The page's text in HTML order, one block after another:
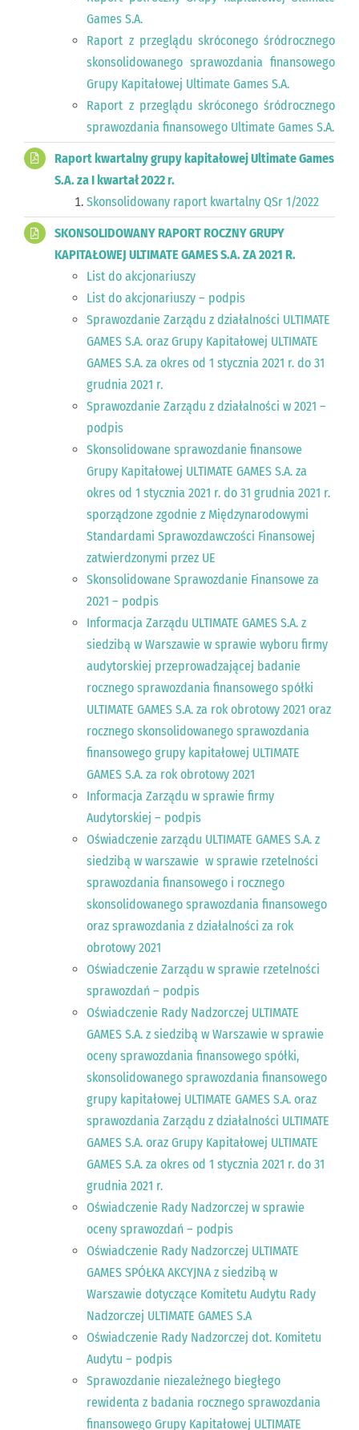
Games S.A.
Raport z przeglądu skróconego śródrocznego
skonsolidowanego sprawozdania finansowego
Grupy Kapitałowej Ultimate Games S.A.
Raport z przeglądu skróconego śródrocznego
sprawozdania finansowego Ultimate Games S.A.
Raport kwartalny grupy kapitałowej Ultimate Games
S.A. za I kwartał 2022 r.
Skonsolidowany raport kwartalny QSr 1/2022
SKONSOLIDOWANY RAPORT ROCZNY GRUPY
KAPITAŁOWEJ ULTIMATE GAMES S.A. ZA 2021 R.
List do akcjonariuszy
List do akcjonariuszy – podpis
Sprawozdanie Zarządu z działalności ULTIMATE
GAMES S.A. oraz Grupy Kapitałowej ULTIMATE
GAMES S.A. za okres od 1 stycznia 2021 r. do 31
grudnia 2021 r.
Sprawozdanie Zarządu z działalności w 2021 –
podpis
Skonsolidowane sprawozdanie finansowe
Grupy Kapitałowej ULTIMATE GAMES S.A. za
okres od 1 stycznia 2021 r. do 31 grudnia 2021 r.
sporządzone zgodnie z Międzynarodowymi
Standardami Sprawozdawczości Finansowej
zatwierdzonymi przez UE
Skonsolidowane Sprawozdanie Finansowe za
2021 – podpis
Informacja Zarządu ULTIMATE GAMES S.A. z
siedzibą w Warszawie w sprawie wyboru firmy
audytorskiej przeprowadzającej badanie
rocznego sprawozdania finansowego spółki
ULTIMATE GAMES S.A. za rok obrotowy 2021 oraz
rocznego skonsolidowanego sprawozdania
finansowego grupy kapitałowej ULTIMATE
GAMES S.A. za rok obrotowy 2021
Informacja Zarządu w sprawie firmy
Audytorskiej – podpis
Oświadczenie zarządu ULTIMATE GAMES S.A. z
siedzibą w warszawie w sprawie rzetelności
sprawozdania finansowego i rocznego
skonsolidowanego sprawozdania finansowego
oraz sprawozdania z działalności za rok
obrotowy 2021
Oświadczenie Zarządu w sprawie rzetelności
sprawozdań – podpis
Oświadczenie Rady Nadzorczej ULTIMATE
GAMES S.A. z siedzibą w Warszawie w sprawie
oceny sprawozdania finansowego spółki,
skonsolidowanego sprawozdania finansowego
grupy kapitałowej ULTIMATE GAMES S.A. oraz
sprawozdania Zarządu z działalności ULTIMATE
GAMES S.A. oraz Grupy Kapitałowej ULTIMATE
GAMES S.A. za okres od 1 stycznia 2021 r. do 31
grudnia 2021 r.
Oświadczenie Rady Nadzorczej w sprawie
oceny sprawozdań – podpis
Oświadczenie Rady Nadzorczej ULTIMATE
GAMES SPÓŁKA AKCYJNA z siedzibą w
Warszawie dotyczące Komitetu Audytu Rady
Nadzorczej ULTIMATE GAMES S.A
Oświadczenie Rady Nadzorczej dot. Komitetu
Audytu – podpis
Sprawozdanie niezależnego biegłego
rewidenta z badania rocznego sprawozdania
finansowego Grupy Kapitałowej ULTIMATE